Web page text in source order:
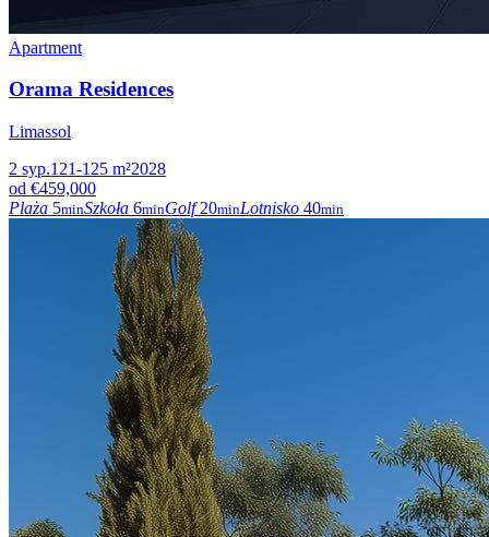
Apartment
Orama Residences
Limassol
2 syp.121-125 m²2028
od €459,000
Plaża 5minSzkoła 6minGolf 20minLotnisko 40min